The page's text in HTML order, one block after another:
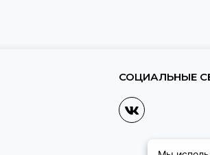
СОЦИАЛЬНЫЕ